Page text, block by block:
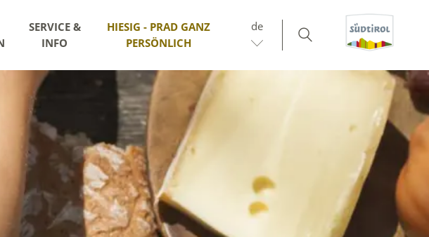
SERVICE &
INFO
HIESIG - PRAD GANZ
PERSÖNLICH
de